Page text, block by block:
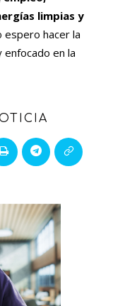
limpias y
espero hacer la
en la